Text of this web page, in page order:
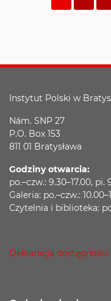
Instytut Polski w
Nám. SNP 27
P.O. Box 153
811 01 Bratysława
Godziny otwarcia:
po.–czw.: 9.30–17.00, pi.
Galeria: po.–czw.:
Czytelnia i biblioteka:
Deklaracja dostępności